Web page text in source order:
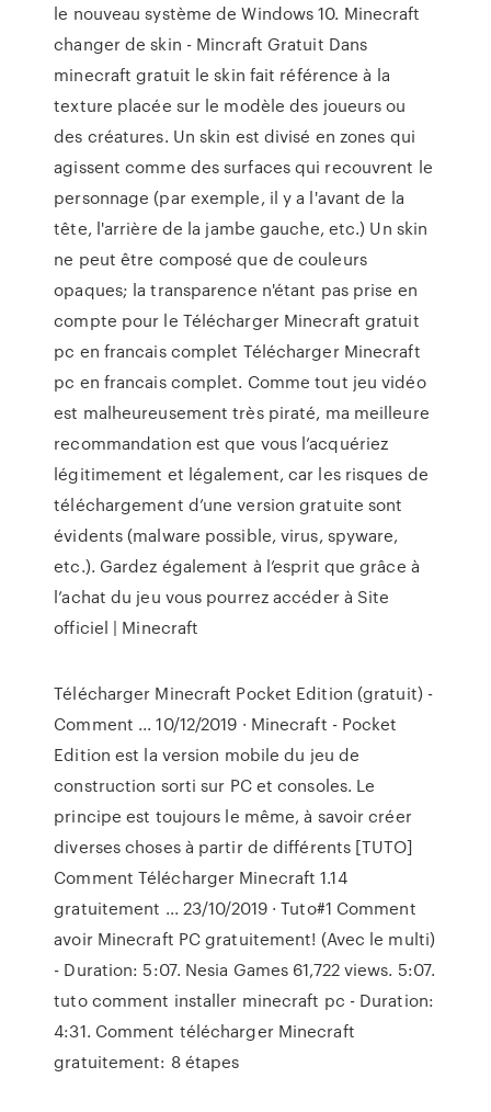
le nouveau système de Windows 10. Minecraft
changer de skin - Mincraft Gratuit Dans
minecraft gratuit le skin fait référence à la
texture placée sur le modèle des joueurs ou
des créatures. Un skin est divisé en zones qui
agissent comme des surfaces qui recouvrent le
personnage (par exemple, il y a l'avant de la
tête, l'arrière de la jambe gauche, etc.) Un skin
ne peut être composé que de couleurs
opaques; la transparence n'étant pas prise en
compte pour le Télécharger Minecraft gratuit
pc en francais complet Télécharger Minecraft
pc en francais complet. Comme tout jeu vidéo
est malheureusement très piraté, ma meilleure
recommandation est que vous l’acquériez
légitimement et légalement, car les risques de
téléchargement d’une version gratuite sont
évidents (malware possible, virus, spyware,
etc.). Gardez également à l’esprit que grâce à
l’achat du jeu vous pourrez accéder à Site
officiel | Minecraft
Télécharger Minecraft Pocket Edition (gratuit) -
Comment ... 10/12/2019 · Minecraft - Pocket
Edition est la version mobile du jeu de
construction sorti sur PC et consoles. Le
principe est toujours le même, à savoir créer
diverses choses à partir de différents [TUTO]
Comment Télécharger Minecraft 1.14
gratuitement ... 23/10/2019 · Tuto#1 Comment
avoir Minecraft PC gratuitement! (Avec le multi)
- Duration: 5:07. Nesia Games 61,722 views. 5:07.
tuto comment installer minecraft pc - Duration:
4:31. Comment télécharger Minecraft
gratuitement: 8 étapes